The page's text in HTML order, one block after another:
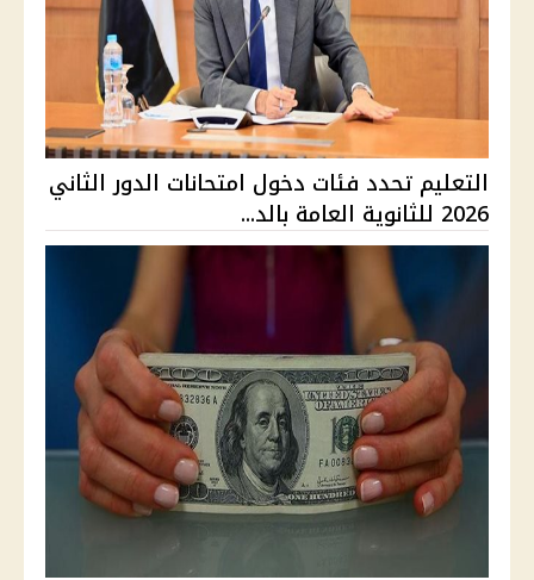
التعليم تحدد فئات دخول امتحانات الدور الثاني
2026 للثانوية العامة بالد...